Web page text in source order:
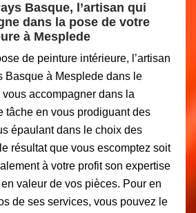
Basque, l’artisan qui
dans la pose de votre
à Mesplede
de peinture intérieure, l’artisan
Basque à Mesplede dans le
accompagner dans la
tâche en vous prodiguant des
épaulant dans le choix des
résultat que vous escomptez soit
à votre profit son expertise
valeur de vos pièces. Pour en
de ses services, vous pouvez le